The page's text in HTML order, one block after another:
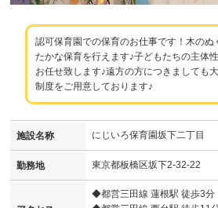
認可保育園での保育のお仕事です！木のぬ
たかな保育を行えます♪子どもたちの主体
お任せ致します♪遠方の方につきましても
制度をご用意しております♪
施設名称 にじいろ保育園坂下二丁目
勤務地 東京都板橋区坂下2-32-22
◆都営三田線 蓮根駅 徒歩3分